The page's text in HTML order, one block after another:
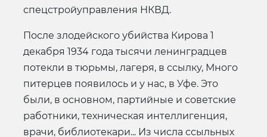
спецстройуправления НКВД.
После злодейского убийства Кирова 1
декабря 1934 года тысячи ленинградцев
потекли в тюрьмы, лагеря, в ссылку, Много
питерцев появилось и у нас, в Уфе. Это
были, в основном, партийные и советские
работники, техническая интеллигенция,
врачи, библиотекари... Из числа ссыльных